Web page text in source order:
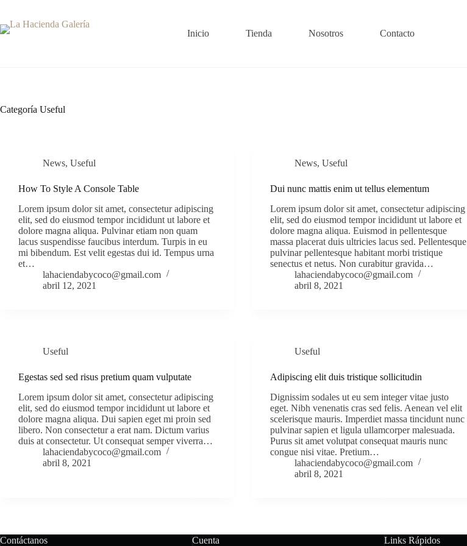
contenido
Inicio Tienda Nosotros Contacto
Categoría Useful
News, Useful
How To Style A Console Table
Lorem ipsum dolor sit amet, consectetur adipiscing
elit, sed do eiusmod tempor incididunt ut labore et
dolore magna aliqua. Pulvinar etiam non quam
lacus suspendisse faucibus interdum. Turpis in eu
mi bibendum. Est velit egestas dui id. Tempus urna
et…
lahaciendabycoco@gmail.com
abril 12, 2021
News,Useful
Dui nunc mattis enim ut tellus elementum
Lorem ipsum dolor sit amet, consectetur adipiscing
elit, sed do eiusmod tempor incididunt ut labore et
dolore magna aliqua. Euismod in pellentesque
massa placerat duis ultricies lacus sed. Pellentesque
pulvinar pellentesque habitant morbi tristique
senectus et netus. Non curabitur gravida…
lahaciendabycoco@gmail.com
abril 8, 2021
Useful
Egestas sed sed risus pretium quam vulputate
Lorem ipsum dolor sit amet, consectetur adipiscing
elit, sed do eiusmod tempor incididunt ut labore et
dolore magna aliqua. Dui sapien eget mi proin sed
libero. Non consectetur a erat nam. Dictum varius
duis at consectetur. Ut consequat semper viverra…
lahaciendabycoco@gmail.com
abril 8, 2021
Useful
Adipiscing elit duis tristique sollicitudin
Dignissim sodales ut eu sem integer vitae justo
eget. Nibh venenatis cras sed felis. Aenean vel elit
scelerisque mauris. Imperdiet massa tincidunt nunc
pulvinar sapien et ligula ullamcorper malesuada.
Purus sit amet volutpat consequat mauris nunc
congue nisi vitae. Pretium…
lahaciendabycoco@gmail.com
abril 8, 2021
Contáctanos Cuenta Links Rápidos